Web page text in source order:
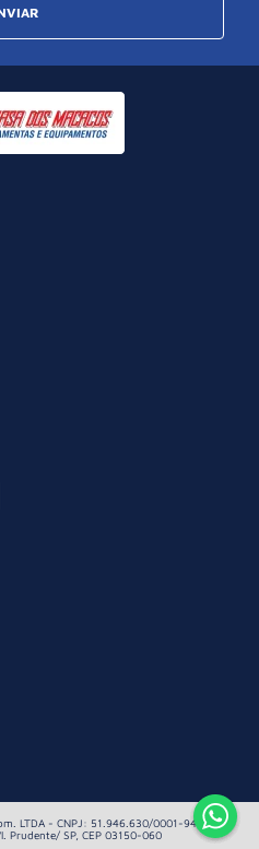
LTDA - CNPJ: 51.946.630/0001-94 Av.
Prudente/ SP, CEP 03150-060